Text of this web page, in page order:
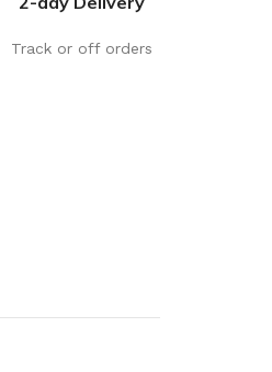
Track or off orders